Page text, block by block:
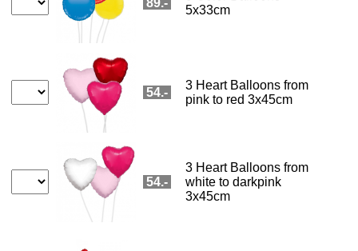
Les suppléments suivants sont
actuellement offerts:
Ballons
Hüppen Gottlieber
CHF 20.5
Bêtes chocolat
Amandes cacao
Nounours brun
CHF 18.5
Nounours blanc
CHF 18.5
Miel 350 g
CHF 36.8
Coffret miel
CHF 46.8